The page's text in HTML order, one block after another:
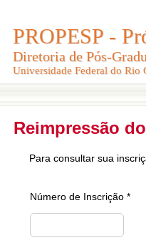
PROPESP -
Diretoria de Pós-
Universidade Federal do Rio
PROPESP -
Diretoria de Pós-
Universidade Federal do Rio
Reimpressão
Para consultar sua
Número de Inscrição *